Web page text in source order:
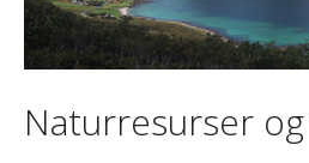
Naturresurser